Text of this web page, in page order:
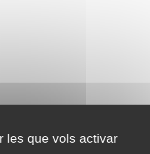
les que vols activar